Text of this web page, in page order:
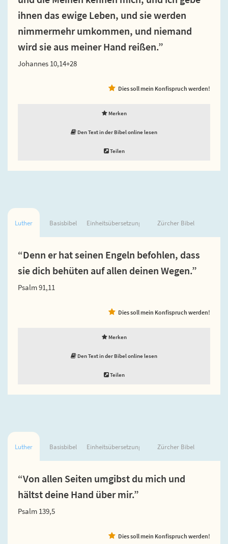
ihnen das ewige Leben, und sie werden
nimmermehr umkommen, und niemand
wird sie aus meiner Hand reißen.”
Johannes 10,14+28
Dies soll mein Konfispruch werden!
Merken
Den Text in der Bibel online lesen
Teilen
Luther Basisbibel Einheitsübersetzung Zürcher Bibel
“Denn er hat seinen Engeln befohlen, dass
sie dich behüten auf allen deinen Wegen.”
Psalm 91,11
Dies soll mein Konfispruch werden!
Merken
Den Text in der Bibel online lesen
Teilen
Luther Basisbibel Einheitsübersetzung Zürcher Bibel
“Von allen Seiten umgibst du mich und
hältst deine Hand über mir.”
Psalm 139,5
Dies soll mein Konfispruch werden!